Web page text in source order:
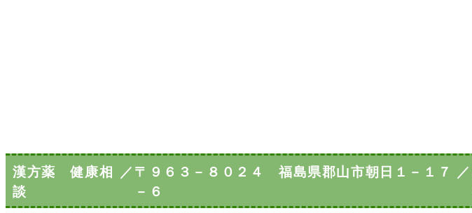
漢方薬 健康相
談
／〒９６３－８０２４ 福島県郡山市朝日１－１７
－６
／